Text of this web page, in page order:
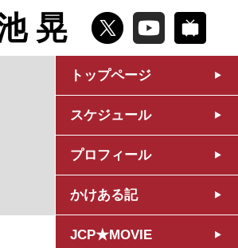
晃
トップページ
スケジュール
プロフィール
かけある記
JCP★MOVIE